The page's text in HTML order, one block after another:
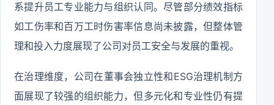
系提升员工专业能力与组织认同。尽管部分绩效指标
如工伤率和百万工时伤害率信息尚未披露，但整体管
理和投入力度展现了公司对员工安全与发展的重视。
在治理维度，公司在董事会独立性和ESG治理机制方
面展现了较强的组织能力，但多元化和专业性仍有提